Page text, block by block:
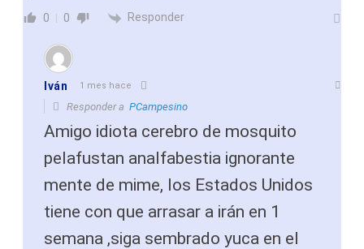
0 0 Responder
Iván 1 mes hace
Responder a PCampesino
Amigo idiota cerebro de mosquito
pelafustan analfabestia ignorante
mente de mime, los Estados Unidos
tiene con que arrasar a irán en 1
semana ,siga sembrado yuca en el